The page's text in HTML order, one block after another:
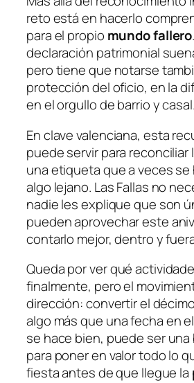
reto está en hacerlo
para el propio mundo fallero
declaración patrimonial
pero tiene que notarse
protección del oficio, en la
en el orgullo de barrio y casal.
En clave valenciana, esta
puede servir para reconciliar
una etiqueta que a veces se
algo lejano. Las Fallas no
nadie les explique que son
pueden aprovechar este
contarlo mejor, dentro y
Queda por ver qué
finalmente, pero el
dirección: convertir el
algo más que una fecha en
se hace bien, puede ser
para poner en valor todo lo
fiesta antes de que llegue la